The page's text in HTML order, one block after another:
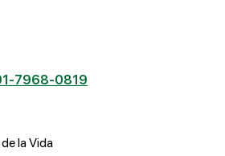
7968-0819
la Vida